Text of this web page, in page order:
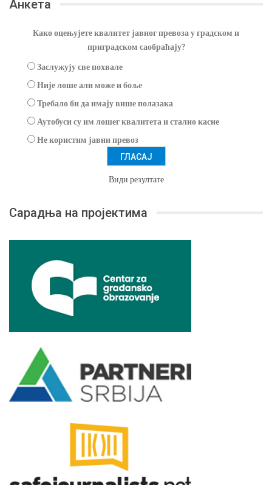
Анкета
Како оцењујете квалитет јавног превоза у градском и
приградском саобраћају?
Заслужују све похвале
Није лоше али може и боље
Требало би да имају више полазака
Аутобуси су им лошег квалитета и стално касне
Не користим јавни превоз
Види резултате
Сарадња на пројектима